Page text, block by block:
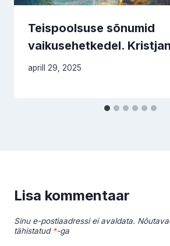
Teispoolsuse sõnumid
vaikusehetkedel.
aprill 29, 2025
Lisa kommentaar
Sinu e-postiaadressi ei avaldata.
tähistatud *-ga